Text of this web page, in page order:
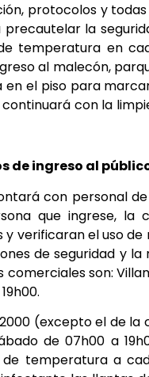
protocolos y
la
temperatura en
al malecón,
en el piso para
con la
de ingreso al
con personal de
que ingrese, la
verificaran el uso
de seguridad y
son:
(excepto el de
de 07h00 a
temperatura a